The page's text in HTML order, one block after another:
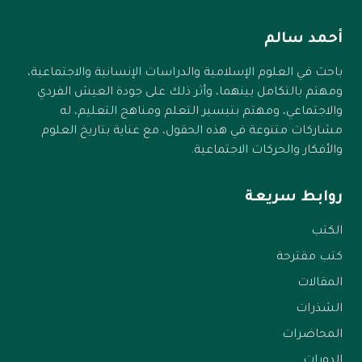
‏لا، نحن نلجأ لأولئك الذين نظن أنهم عبروا هذا الطريق من
قبل.!
ويقول ابن القيم في عبارة أخاذة مبهرة:
إنما يصدقك من أشرَق فيه ما أشرَق فيك.
‏
أحمد سالم
باحث في العلوم الإسلامية والدراسات الإنسانية والاجتماعية،
ومهتم بالتكامل بينهما، وأثر ذلك على جودة العيش الفردي
والاجتماعي، ومهتم بتيسير التعلم ومناهج التعليم، له
مشاركات متنوعة في هذه الحقول، مع عناية بتاريخ العلوم
والأفكار والحركات الاجتماعية.
روابط سريعة
الكتب
كتب مقترحة
المقالات
الشذرات
المحاضرات